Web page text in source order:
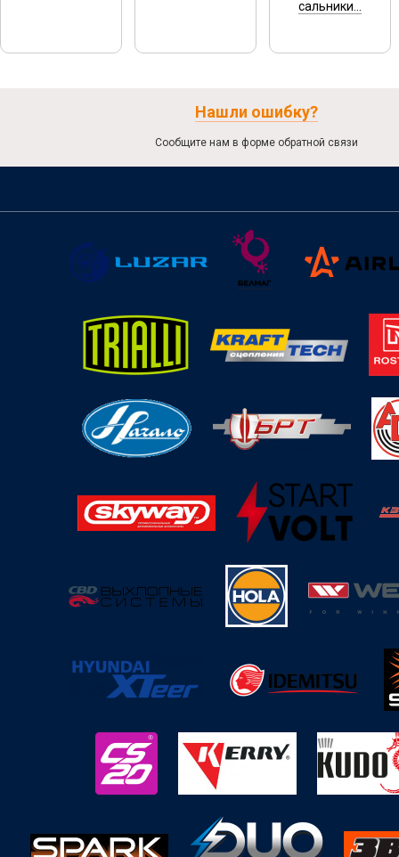
сальники...
Нашли ошибку?
Сообщите нам в форме обратной связи